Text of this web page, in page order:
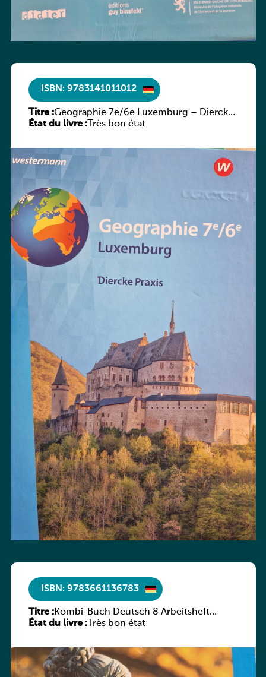
ISBN: 9783141011012
Titre :Geographie 7e/6e Luxemburg – Diercke
Praxis
État du livre :Très bon état
ISBN: 9783661136783
Titre :Kombi-Buch Deutsch 8 Arbeitsheft
(Neue Ausgabe Luxemburg)
État du livre :Très bon état